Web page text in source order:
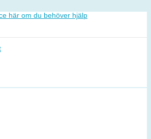
här om du behöver hjälp